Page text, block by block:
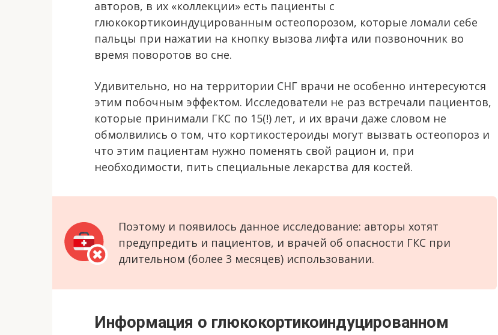
авторов, в их «коллекции» есть пациенты с
глюкокортикоиндуцированным остеопорозом, которые ломали себе
пальцы при нажатии на кнопку вызова лифта или позвоночник во
время поворотов во сне.
Удивительно, но на территории СНГ врачи не особенно интересуются
этим побочным эффектом. Исследователи не раз встречали пациентов,
которые принимали ГКС по 15(!) лет, и их врачи даже словом не
обмолвились о том, что кортикостероиды могут вызвать остеопороз и
что этим пациентам нужно поменять свой рацион и, при
необходимости, пить специальные лекарства для костей.
Поэтому и появилось данное исследование: авторы хотят
предупредить и пациентов, и врачей об опасности ГКС при
длительном (более 3 месяцев) использовании.
Информация о глюкокортикоиндуцированном